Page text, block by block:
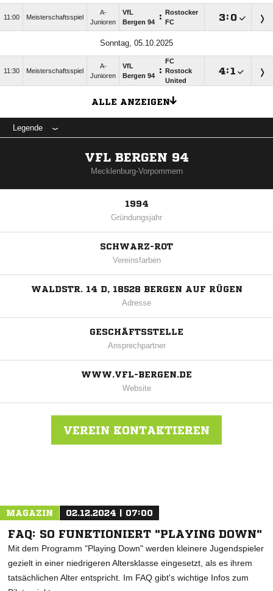
11:00 Meisterschaftsspiel
A-
Junioren
VfL
Bergen 94
:
Rostocker
FC
: 
Sonntag, 05.10.2025
11:30 Meisterschaftsspiel
A-
Junioren
VfL
Bergen 94
:
FC
Rostock
United
:
ALLE ANZEIGEN
Legende
VFL BERGEN 94
Mecklenburg-Vorpommern
1994
Gründungsjahr
SCHWARZ-ROT
Vereinsfarben
WALDSTR. 14 D, 18528 BERGEN AUF RÜGEN
Adresse
GESCHÄFTSSTELLE
Ansprechpartner
WWW.VFL-BERGEN.DE
Website
VEREIN KONTAKTIEREN
MAGAZIN 02.12.2024 | 07:00
FAQ: SO FUNKTIONIERT "PLAYING DOWN"
Mit dem Programm "Playing Down" werden kleinere Jugendspieler
gezielt in einer niedrigeren Altersklasse eingesetzt, als es ihrem
tatsächlichen Alter entspricht. Im FAQ gibt's wichtige Infos zum